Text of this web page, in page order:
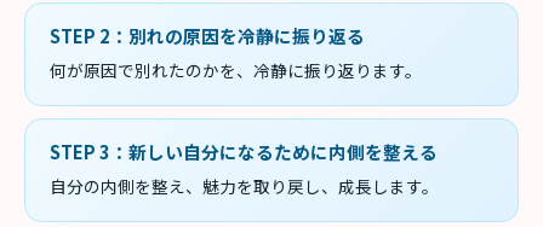
STEP 2 ： 別れの原因を冷静に振り返る
何が原因で別れたのかを、冷静に振り返ります。
STEP3 ： 新しい自分になるために内側を整える
自分の内側を整え、魅力を取り戻し、成長します。